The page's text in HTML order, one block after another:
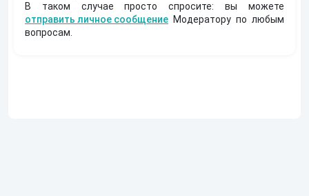
В таком случае просто спросите: вы можете
отправить личное сообщение Модератору по любым
вопросам.